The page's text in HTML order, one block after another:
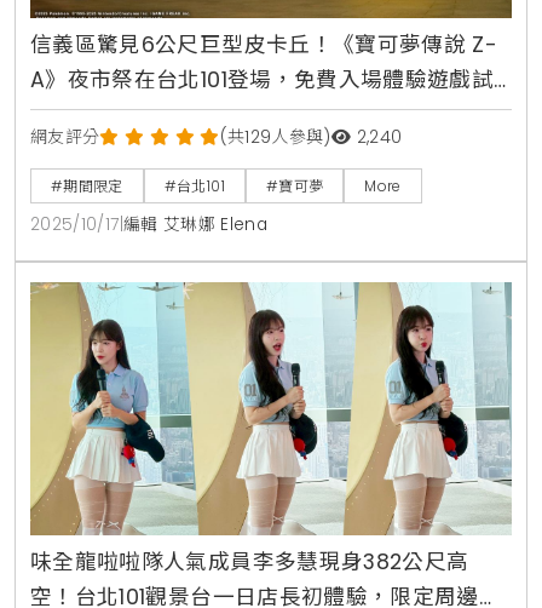
信義區驚見6公尺巨型皮卡丘！《寶可夢傳說 Z-
A》夜市祭在台北101登場，免費入場體驗遊戲試
玩、挑戰套圈圈九宮格
網友評分 (共129人參與) 2,240
#期間限定 #台北101 #寶可夢 More
2025/10/17 編輯 艾琳娜 Elena
味全龍啦啦隊人氣成員李多慧現身382公尺高
空！台北101觀景台一日店長初體驗，限定周邊禮